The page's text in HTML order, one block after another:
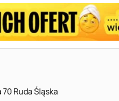
70 Ruda Śląska